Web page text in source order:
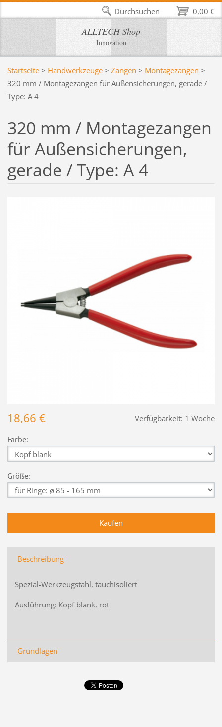
ALLTECH Shop
Innovation
Startseite > Handwerkzeuge > Zangen > Montagezangen >
320 mm / Montagezangen für Außensicherungen, gerade /
Type: A 4
320 mm / Montagezangen
für Außensicherungen,
gerade / Type: A 4
Verfügbarkeit: 1 Woche
18,66 €
Farbe:
Größe:
Beschreibung
Spezial-Werkzeugstahl, tauchisoliert
Ausführung: Kopf blank, rot
Grundlagen
0,00 €
Durchsuchen